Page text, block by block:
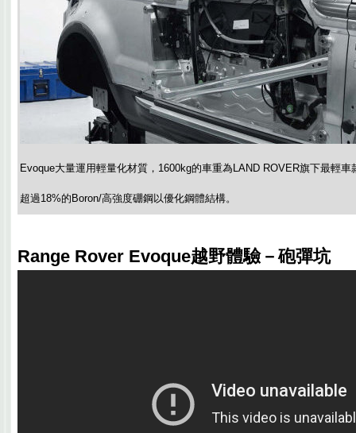
Evoque大量運用輕量化材質，1600kg的車重為LAND ROVER旗下最輕
超過18%的Boron/高強度硼鋼以優化鋼體結構。
Range Rover Evoque越野體驗－砲彈坑